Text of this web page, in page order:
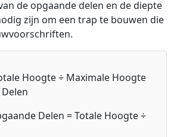
de opgaande delen en de diepte
zijn om een trap te bouwen die
Hoogte ÷ Maximale Hoogte
Delen = Totale Hoogte ÷